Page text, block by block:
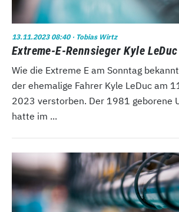
13.11.2023 08:40· Tobias Wirtz
Extreme-E-Rennsieger Kyle
Wie die Extreme E am Sonntag
der ehemalige Fahrer Kyle LeDuc am
2023 verstorben. Der 1981 geborene
hatte im ...